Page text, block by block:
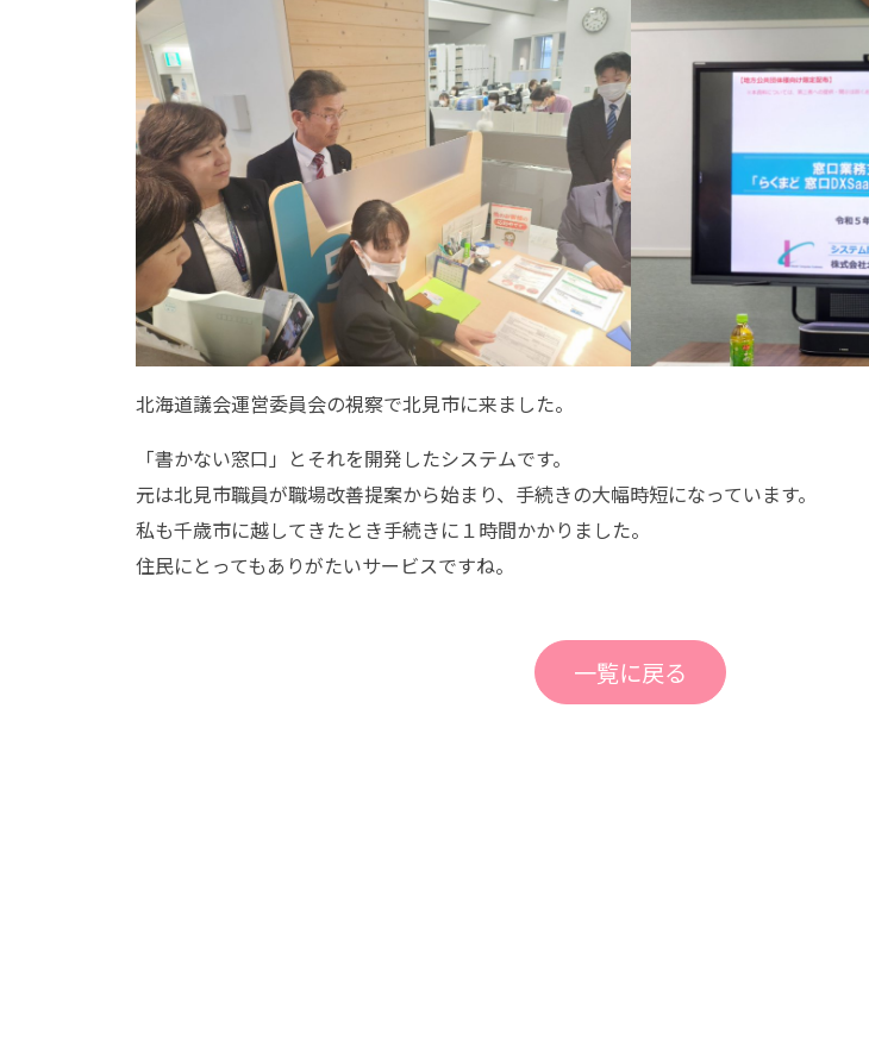
北海道議会運営委員会の視察で北見市に来ました。
「書かない窓口」とそれを開発したシステムです。
元は北見市職員が職場改善提案から始まり、手続きの大幅時短になっています。
私も千歳市に越してきたとき手続きに１時間かかりました。
住民にとってもありがたいサービスですね。
一覧に戻る